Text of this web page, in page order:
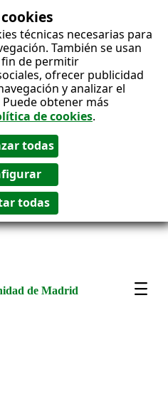
técnicas necesarias para
También se usan
fin de permitir
ofrecer publicidad
y analizar el
obtener más
de cookies.
de Madrid